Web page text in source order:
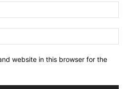
website in this browser for the